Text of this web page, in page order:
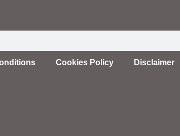
Cookies Policy Disclaimer